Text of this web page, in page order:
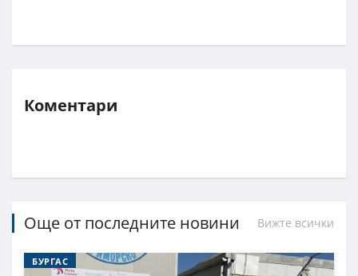
Коментари
Още от последните новини Вижте всички
БУРГАС